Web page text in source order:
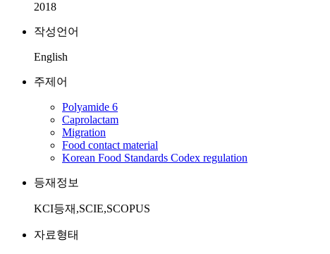
2018
작성언어
English
주제어
Polyamide 6
Caprolactam
Migration
Food contact material
Korean Food Standards Codex regulation
등재정보
KCI등재,SCIE,SCOPUS
자료형태